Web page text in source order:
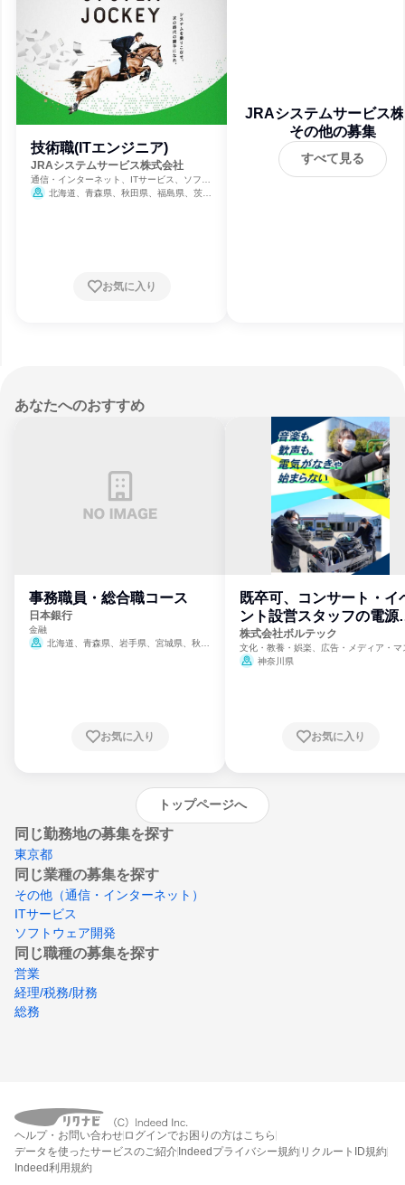
技術職(ITエンジニア)
JRAシステムサービス株式会社
通信・インターネット、ITサービス、ソフト
ウェア開発
北海道、青森県、秋田県、福島県、茨城
お気に入り
JRAシステムサービス
会社
その他の募集
すべて見る
あなたへのおすすめ
事務職員・総合職コース
日本銀行
金融
北海道、青森県、岩手県、宮城県、秋田
崎県、熊本県、大分県、宮崎県、鹿児島県、
お気に入り
既卒可、コンサート・イ
ント設営スタッフの電源
門
株式会社ボルテック
文化・教養・娯楽、広告・メディア・マ
ミ、電力・ガス・水道・エネルギー
神奈川県
お気に入り
トップページへ
同じ勤務地の募集を探す
東京都
同じ業種の募集を探す
その他（通信・インターネット）
ITサービス
ソフトウェア開発
同じ職種の募集を探す
営業
経理/税務/財務
総務
ヘルプ・お問い合わせ ログインでお困りの方はこちら
データを使ったサービスのご紹介Indeedプライバシー規約 リクルートID規約
Indeed利用規約